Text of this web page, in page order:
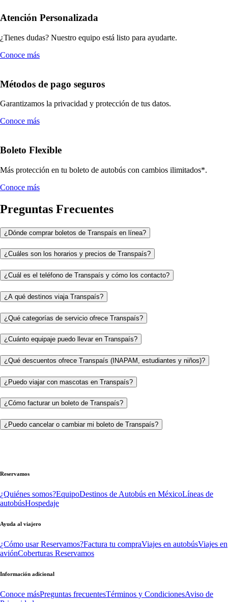
Atención Personalizada
¿Tienes dudas? Nuestro equipo está listo para ayudarte.
Conoce más
Métodos de pago seguros
Garantizamos la privacidad y protección de tus datos.
Conoce más
Boleto Flexible
Más protección en tu boleto de autobús con cambios ilimitados*.
Conoce más
Preguntas Frecuentes
¿Dónde comprar boletos de Transpaís en línea?
¿Cuáles son los horarios y precios de Transpaís?
¿Cuál es el teléfono de Transpaís y cómo los contacto?
¿A qué destinos viaja Transpaís?
¿Qué categorías de servicio ofrece Transpaís?
¿Cuánto equipaje puedo llevar en Transpaís?
¿Qué descuentos ofrece Transpaís (INAPAM, estudiantes y niños)?
¿Puedo viajar con mascotas en Transpaís?
¿Cómo facturar un boleto de Transpaís?
¿Puedo cancelar o cambiar mi boleto de Transpaís?
Reservamos
¿Quiénes somos?EquipoDestinos de Autobús en MéxicoLíneas de
autobúsHospedaje
Ayuda al viajero
¿Cómo usar Reservamos?Factura tu compraViajes en autobúsViajes en
aviónCoberturas Reservamos
Información adicional
Conoce másPreguntas frecuentesTérminos y CondicionesAviso de